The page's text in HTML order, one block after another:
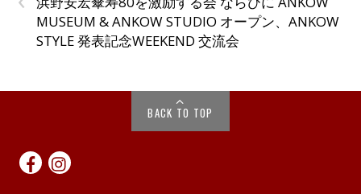
MUSEUM & ANKOW STUDIO オープン、ANKOW
STYLE 発表記念WEEKEND 交流会
BACK TO TOP